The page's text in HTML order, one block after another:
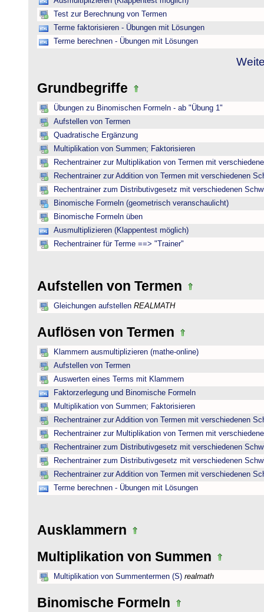
Test zur Berechnung von Termen
Terme faktorisieren - Übungen mit Lösungen
Terme berechnen - Übungen mit Lösungen
Grundbegriffe
Übungen zu Binomischen Formeln - ab "Übung 1"
Aufstellen von Termen
Quadratische Ergänzung
Multiplikation von Summen; Faktorisieren
Rechentrainer zur Multiplikation von Termen mit
Rechentrainer zur Addition von Termen mit verschiedenen
Rechentrainer zum Distributivgesetz mit verschiedenen
Binomische Formeln (geometrisch veranschaulicht)
Binomische Formeln üben
Ausmultiplizieren (Klappentest möglich)
Rechentrainer für Terme ==> "Trainer"
Aufstellen von Termen
Gleichungen aufstellen REALMATH
Auflösen von Termen
Klammern ausmultiplizieren (mathe-online)
Aufstellen von Termen
Auswerten eines Terms mit Klammern
Faktorzerlegung und Binomische Formeln
Multiplikation von Summen; Faktorisieren
Rechentrainer zur Addition von Termen mit verschiedenen
Rechentrainer zur Multiplikation von Termen mit
Rechentrainer zum Distributivgesetz mit verschiedenen
Rechentrainer zum Distributivgesetz mit verschiedenen
Rechentrainer zur Addition von Termen mit verschiedenen
Terme berechnen - Übungen mit Lösungen
Ausklammern
Multiplikation von Summen
Multiplikation von Summentermen (S) realmath
Binomische Formeln